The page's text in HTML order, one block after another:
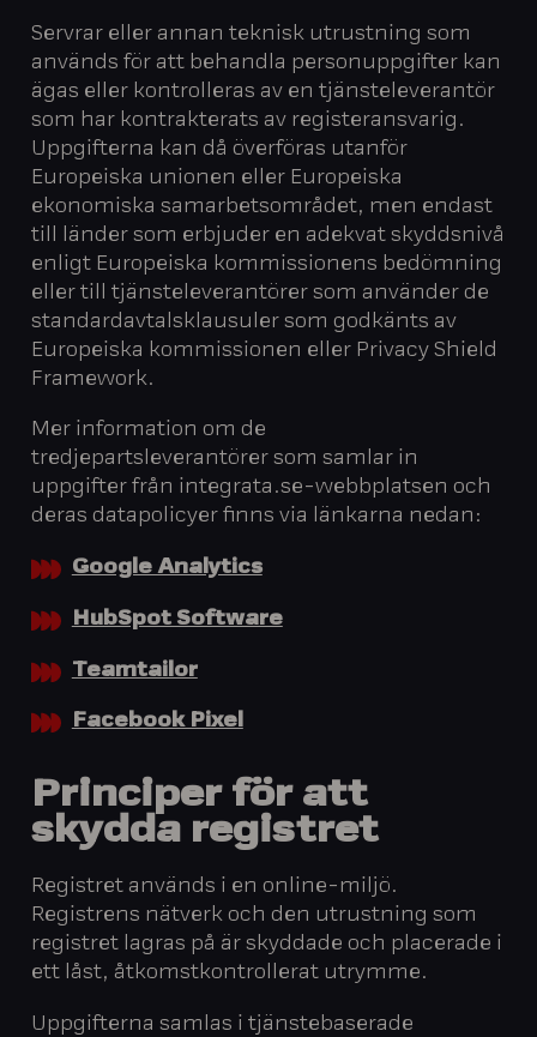
Servrar eller annan teknisk utrustning som
används för att behandla personuppgifter kan
ägas eller kontrolleras av en tjänsteleverantör
som har kontrakterats av registeransvarig.
Uppgifterna kan då överföras utanför
Europeiska unionen eller Europeiska
ekonomiska samarbetsområdet, men endast
till länder som erbjuder en adekvat skyddsnivå
enligt Europeiska kommissionens bedömning
eller till tjänsteleverantörer som använder de
standardavtalsklausuler som godkänts av
Europeiska kommissionen eller Privacy Shield
Framework.
Mer information om de
tredjepartsleverantörer som samlar in
uppgifter från integrata.se-webbplatsen och
deras datapolicyer finns via länkarna nedan:
Google Analytics
HubSpot Software
Teamtailor
Facebook Pixel
Principer för att
skydda registret
Registret används i en online-miljö.
Registrens nätverk och den utrustning som
registret lagras på är skyddade och placerade i
ett låst, åtkomstkontrollerat utrymme.
Uppgifterna samlas i tjänstebaserade